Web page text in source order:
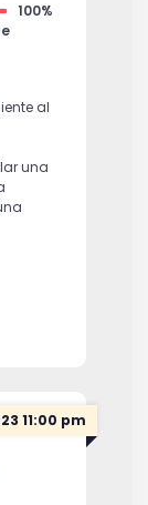
100%
al
una
11:00 pm